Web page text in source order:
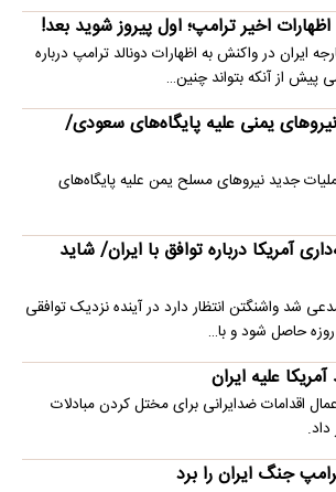
اخیر ترامپ؛ اول پیروز شوید بعد!
ایران در واکنش به اظهارات دونالد ترامپ درباره
از آنکه بتواند چنین…
یمنی علیه پایگاه‌های سعودی/
جدید نیروهای مسلح یمن علیه پایگاه‌های
آمریکا درباره توافق با ایران/ شاید
شد واشنگتن انتظار دارد در آینده نزدیک توافقی
علیه ایران
اقدامات ضدایرانی برای مختل کردن مبادلات
داد.
جنگ ایران را برد